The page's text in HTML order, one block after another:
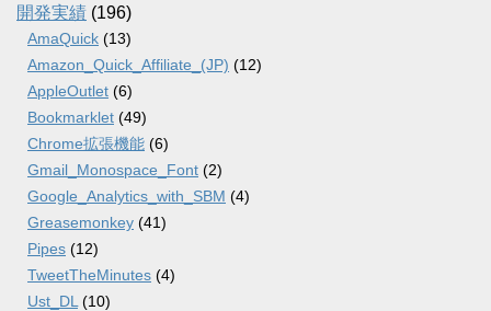
開発実績 (196)
AmaQuick (13)
Amazon_Quick_Affiliate_(JP) (12)
AppleOutlet (6)
Bookmarklet (49)
Chrome拡張機能 (6)
Gmail_Monospace_Font (2)
Google_Analytics_with_SBM (4)
Greasemonkey (41)
Pipes (12)
TweetTheMinutes (4)
Ust_DL (10)